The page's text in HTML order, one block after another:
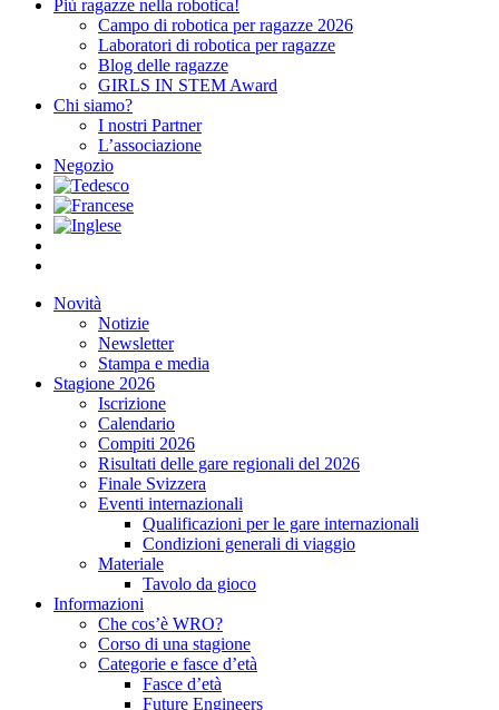
Più ragazze nella robotica!
Campo di robotica per ragazze 2026
Laboratori di robotica per ragazze
Blog delle ragazze
GIRLS IN STEM Award
Chi siamo?
I nostri Partner
L’associazione
Negozio
Novità
Notizie
Newsletter
Stampa e media
Stagione 2026
Iscrizione
Calendario
Compiti 2026
Risultati delle gare regionali del 2026
Finale Svizzera
Eventi internazionali
Qualificazioni per le gare internazionali
Condizioni generali di viaggio
Materiale
Tavolo da gioco
Informazioni
Che cos’è WRO?
Corso di una stagione
Categorie e fasce d’età
Fasce d’età
Future Engineers